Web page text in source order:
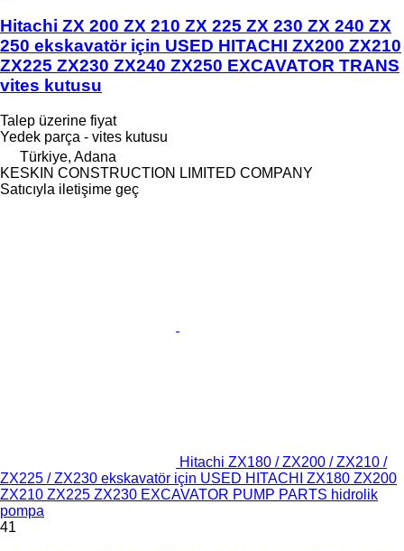
Hitachi ZX 200 ZX 210 ZX 225 ZX 230 ZX 240 ZX
250 ekskavatör için USED HITACHI ZX200 ZX210
ZX225 ZX230 ZX240 ZX250 EXCAVATOR TRANS
vites kutusu
Talep üzerine fiyat
Yedek parça - vites kutusu
Türkiye, Adana
KESKIN CONSTRUCTION LIMITED COMPANY
Satıcıyla iletişime geç
Hitachi ZX180 / ZX200 / ZX210 /
ZX225 / ZX230 ekskavatör için USED HITACHI ZX180 ZX200
ZX210 ZX225 ZX230 EXCAVATOR PUMP PARTS hidrolik
pompa
41